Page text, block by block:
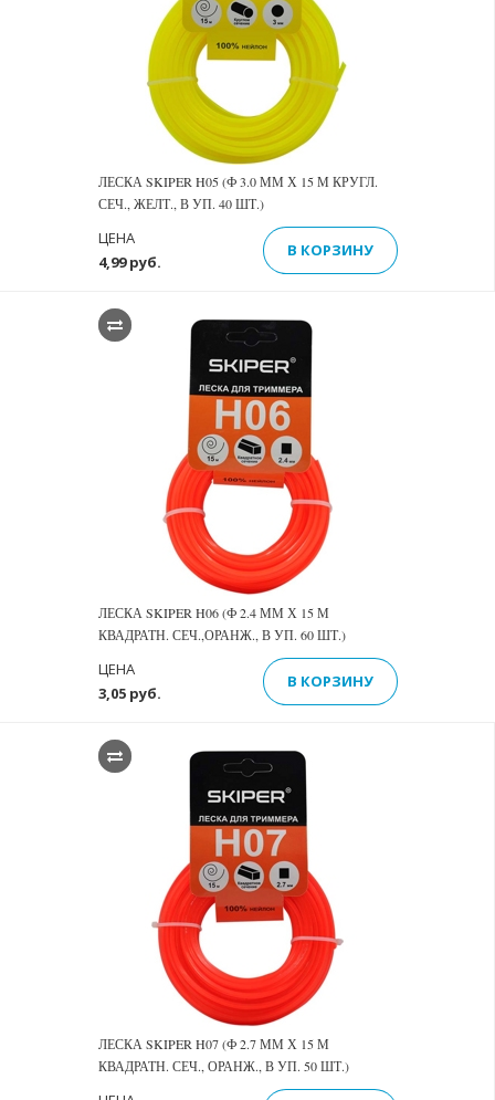
ЛЕСКА SKIPER H05 (Ф 3.0 ММ Х 15 М КРУГЛ.
СЕЧ., ЖЕЛТ., В УП. 40 ШТ.)
4,99 руб.
ЦЕНА
В КОРЗИНУ
ЛЕСКА SKIPER H06 (Ф 2.4 ММ Х 15 М
КВАДРАТН. СЕЧ.,ОРАНЖ., В УП. 60 ШТ.)
3,05 руб.
ЦЕНА
В КОРЗИНУ
ЛЕСКА SKIPER H07 (Ф 2.7 ММ Х 15 М
КВАДРАТН. СЕЧ., ОРАНЖ., В УП. 50 ШТ.)